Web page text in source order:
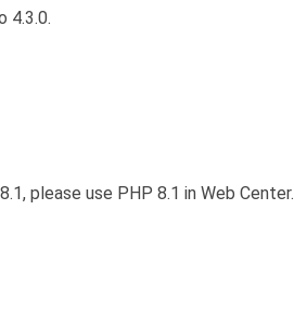
4.3.0.
please use PHP 8.1 in Web Center.